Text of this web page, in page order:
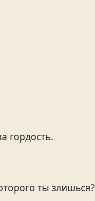
гордость.
ты злишься?